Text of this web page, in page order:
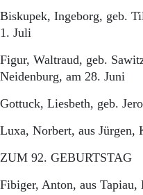
Biskupek, Ingeborg, geb.
1. Juli
Figur, Waltraud, geb.
Neidenburg, am 28. Juni
Gottuck, Liesbeth, geb.
Luxa, Norbert, aus Jürgen,
ZUM 92. GEBURTSTAG
Fibiger, Anton, aus